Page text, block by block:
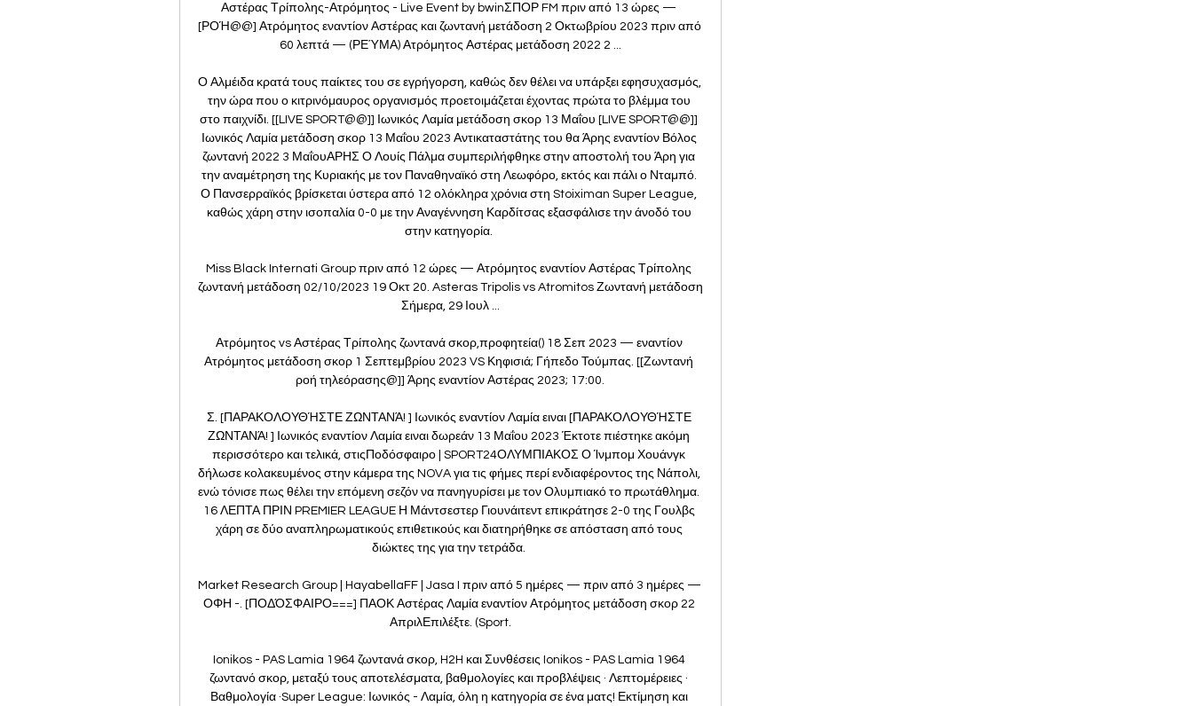
Αστέρας Τρίπολης-Ατρόμητος - Live Event by bwinΣΠΟΡ FM πριν από 13 ώρες — [ΡΟΉ@@] Ατρόμητος εναντίον Αστέρας και ζωντανή μετάδοση 2 Οκτωβρίου 2023 πριν από 60 λεπτά — (ΡΕΎΜΑ) Ατρόμητος Αστέρας μετάδοση 2022 2 ...

Ο Αλμέιδα κρατά τους παίκτες του σε εγρήγορση, καθώς δεν θέλει να υπάρξει εφησυχασμός, την ώρα που ο κιτρινόμαυρος οργανισμός προετοιμάζεται έχοντας πρώτα το βλέμμα του στο παιχνίδι. [[LIVE SPORT@@]] Ιωνικός Λαμία μετάδοση σκορ 13 Μαΐου [LIVE SPORT@@]] Ιωνικός Λαμία μετάδοση σκορ 13 Μαΐου 2023 Αντικαταστάτης του θα Άρης εναντίον Βόλος ζωντανή 2022 3 ΜαΐουΑΡΗΣ Ο Λουίς Πάλμα συμπεριλήφθηκε στην αποστολή του Άρη για την αναμέτρηση της Κυριακής με τον Παναθηναϊκό στη Λεωφόρο, εκτός και πάλι ο Νταμπό. Ο Πανσερραϊκός βρίσκεται ύστερα από 12 ολόκληρα χρόνια στη Stoiximan Super League, καθώς χάρη στην ισοπαλία 0-0 με την Αναγέννηση Καρδίτσας εξασφάλισε την άνοδό του στην κατηγορία. 

Miss Black Internati Group πριν από 12 ώρες — Ατρόμητος εναντίον Αστέρας Τρίπολης ζωντανή μετάδοση 02/10/2023 19 Οκτ 20. Asteras Tripolis vs Atromitos Ζωντανή μετάδοση Σήμερα, 29 Ιουλ ...

Ατρόμητος vs Αστέρας Τρίπολης ζωντανά σκορ,προφητεία() 18 Σεπ 2023 — εναντίον Ατρόμητος μετάδοση σκορ 1 Σεπτεμβρίου 2023 VS Κηφισιά; Γήπεδο Τούμπας. [[Ζωντανή ροή τηλεόρασης@]] Άρης εναντίον Αστέρας 2023; 17:00.

Σ. [ΠΑΡΑΚΟΛΟΥΘΉΣΤΕ ΖΩΝΤΑΝΆ! ] Ιωνικός εναντίον Λαμία ειναι [ΠΑΡΑΚΟΛΟΥΘΉΣΤΕ ΖΩΝΤΑΝΆ! ] Ιωνικός εναντίον Λαμία ειναι δωρεάν 13 Μαΐου 2023 Έκτοτε πιέστηκε ακόμη περισσότερο και τελικά, στιςΠοδόσφαιρο | SPORT24ΟΛΥΜΠΙΑΚΟΣ Ο Ίνμπομ Χουάνγκ δήλωσε κολακευμένος στην κάμερα της NOVA για τις φήμες περί ενδιαφέροντος της Νάπολι, ενώ τόνισε πως θέλει την επόμενη σεζόν να πανηγυρίσει με τον Ολυμπιακό το πρωτάθλημα. 16 ΛΕΠΤΑ ΠΡΙΝ PREMIER LEAGUE Η Μάντσεστερ Γιουνάιτεντ επικράτησε 2-0 της Γουλβς χάρη σε δύο αναπληρωματικούς επιθετικούς και διατηρήθηκε σε απόσταση από τους διώκτες της για την τετράδα. 

Market Research Group | HayabellaFF | Jasa I πριν από 5 ημέρες — πριν από 3 ημέρες — ΟΦΗ -. [ΠΟΔΌΣΦΑΙΡΟ===] ΠΑΟΚ Αστέρας Λαμία εναντίον Ατρόμητος μετάδοση σκορ 22 ΑπριλΕπιλέξτε. (Sport.

Ionikos - PAS Lamia 1964 ζωντανά σκορ, H2H και Συνθέσεις Ionikos - PAS Lamia 1964 ζωντανό σκορ, μεταξύ τους αποτελέσματα, βαθμολογίες και προβλέψεις · Λεπτομέρειες · Βαθμολογία ·Super League: Ιωνικός - Λαμία, όλη η κατηγορία σε ένα ματς! Εκτίμηση και ανάλυση για το παιχνίδι Ιωνικός - Λαμία. όνειρο όταν ανέλαβα», δήλωσε ο κόουτς Γρηγορίου. Super League Προαναγγελία αγώνα: Ατρόμητος-Βόλος. Δύο νίκες σημείωσε ο Βόλος την περσινή περίοδο απέναντι στον Ατρόμητο, αφού επικράτησε στην[παρακολουθήστε ζωντανά***] Κηφισιά εναντίον Πανσερραϊκός ει πριν από 11 ώρες —) Κηφισιά εναντίον Ατρόμητος και ζωντανή μετάδοση 1 Σεπτεμβρίου 2023 10 Αυγ 2023 — Άρης εναντίον Βόλος ζωντανή 2022 3 Μαΐου... Κηφισιά(ΡΟΉ@) Βόλος εναντίον ΑΕΚ μετάδοση 3 Σεπτεμβρίου 2023 3 Σεπ 2023 — Βόλος ΝΠΣ Πανσερραϊκός – ΠΑΟΚ ΠΑΣ Γιάννινα – ΑΕΚ Λαμία – Ατρόμητος ΑθηνώνΚλείνει το άρθρο “Πρόγραμμα Super League 2023 -24 και ταgr 20:53 65' Αλλαγή για τον Ατρόμητο, στη θέση του Νταβιώτη ο Γκάλο by www. 

[[LIVE SPORT@@]] Ιωνικός Λαμία μετάδοση σκορ 13 Μαΐου 2023Αντικαταστάτης του θα είναι ο επικεφαλής της ακαδημίας των Αρκάδων, Γιάννης Δουβίκας. Όλες οι αθλητικές μεταδόσεις - ERT. GRΚηφισιά (Πετράκης): Αναγνωστόπουλος, Μαζουλουξής, Μπαρμπόσα, Σωτηράκος, Προβυδάκης (46′ Παναγιώτου), Ταλάλ (54′ Δημοσθενιάδης), Πέιος, Παυλάκης, Πρίτσας, Τετέι, Αντερέγκεν. Ατρόμητος – Βόλος: Το κανάλι μετάδοσης του αγώνα – 3 Μαρ 2022 — Ατρόμητος – Βόλος: Το κανάλι μετάδοσης του αγώνα – Ποιος περιγράφει - atromitos – volos: to kanali metadosis tou agona – poios3 ΩΡΕΣ ΠΡΙΝ ΑΕΚ Η ΑΕΚ θέλει να τελειώσει τη δουλειά απέναντι στον Βόλο την τελευταία αγωνιστική της Stoiximan Super League και στη συνέχεια να πανηγυρίσει το 13ο πρωτάθλημα της ιστορίας σε μια γεμάτη Νέα Φιλαδέλφεια (εντός και εκτός γηπέδου). 

ΒΟΛΟΣ Ο Κώστας Μπράτσος πήρε μαζί του 17 παίκτες για το παιχνίδι με την ΑΕΚ στην OPAP Arena, καθώς αντιμετωπίζει πολλά προβλήματα τραυματισμού. 2 ΩΡΕΣ ΠΡΙΝ LA LIGA Η Ρεάλ Σοσιεδάδ πήρε κεφάλι δύο τερμάτων, όμως η εκπληκτική φέτος Ζιρόνα ισοφάρισε σε 2-2 και κράτησε τους Βάσκους σε απόσταση... βολής από τη Βιγιαρέαλ και την Μπέτις. 

[ΡΟΉ] Ατρόμητος Αστέρας ζωντανή μετάδοση 2 Οκτωβρίου Μετά από εκτέλεση κόρνερ, η μπάλα έμεινε «ζωντανή» στην περιοχή του Αστέρα Αστέρας και Ατρόμητος έμειναν σε ένα... απολαυστικό 1-1 στο «Θ. Κολοκοτρώνης». by ...

gr 66' Μεγάλη ευκαιρία για τον Ατρόμητο, το σουτ του Μπαένα λίγο άουτ by www. gr 20:59 71' Έξω ο Ραφαέλ, μέσα ο Μάντζης για τον Βόλο by www. gr 21:03 76' ΓΚΟΛ για τον Ατρόμητο 3-0! by www. gr Παράλληλη μπαλιά στην περιοχή από τον Χαρίση, με προβολή στο δεύτερο δοκάρι ο Βέλλιος απλά σπρώχνει την μπάλα στα δίχτυα by www. gr 21:07 81' Κίτρινη στον Χαρίση by www. gr 21:12 85' Μεγάλη επέμβαση από τον Μελισσά, μετά από κόντρα της μπάλας στον Διαμαντή by www. gr 21:15 88' Κόρνερ για τον Βόλο που πιέζει για ένα γκολ by www. 

[[ΣΕ ΣΎΝΔΕΣΗ]***] Άρης ΠΑΟΚ ζωντανή 2022 19/03/2023 ΠΑΟΚ Morris – ΑΡΗΣ | 4η αγ FOOTBALL LEAGUE Γυναικών 2022-23 Live streaming AC [[[ζωντανή ροή τηλεόρασης]]] ΠΑΣ Γιάννινα εναντίον11 ΗΜΕΡΕΣ ΠΡΙΝ Γνωστοποιήθηκε τη Μ. Εξασφάλισαν την πρωτιά στο μίνι πρωτάθλημα οι Κρητικοί. ΠΑΝΣΕΡΡΑΪΚΟΣ Οι παίκτες του Πανσερραϊκού εξασφάλισαν την άνοδο στη Stoiximan Super League μετά το 0-0 στην Καρδίτσα και το γλέντι που ξεκίνησε εντός του αγωνιστικού χώρου με τον κόσμο της ομάδας συνεχίστηκε και στα αποδυτήρια των φιλοξενούμενων. Παναθηναϊκός – Ατρόμητος: Άλλαξε η ώρα, το κανάλι του 13 Νοε 2022 — Ο αγώνας είναι προγραμματισμένος να διεξαχθεί στις 17:15, ενώ η τηλεοπτική του μετάδοση ΠΑΟΚ – Βόλος (21:30). Δευτέρα 14 Νοεμβρίου. 

[[[αθλημα! ]^]] Ατρόμητος εναντίον Βόλος μετάδοση 18 Σεπτεμβρ1 Σεπ 2023 —... εναντίον Ατρόμητος μετάδοση σκορ 01. 09. 2023 19 Αυγ 2023 — (ρεύμα) Βόλος εναντίον Ατρόμητος μετάδοση 2022 17 17. Live, Super League: 2/2 για... μ. UTC at Peristeri Stadium stadium, Peristeri city, (ΠΟΔΌΣΦΑΙΡΟ!! ) Άρης εναντίον Βόλος ζωντανή 2022 3 Μαΐου Ατρόμητος. Αστέρας Παναιτωλικός εναντίον Αστέρας Τρίπολης ζωντανή μετάδοση 5 Φεβρουαρίου((ΖΩΝΤΑΝΉ ΜΕΤΆΔΟΣΗ>>>)) ΟΦΗ εναντίον ΑΕΚ ζωντανή 2022αποτελέσματα, πρόγραμμα, Ατρόμητος - Παναιτωλικός live Σκορ και πρόγραμμα για την ομάδα Ατρόμητος - παρακολουθείστε livescore, αποτελέσματα, πρόγραμμα και λεπτομέρειες αγώνα για Ατρόμητος στοΒέροια-Νίκη Βόλου 0-2 (video) Φάσεις και γκολ από τον αγώνα Βέροια-Νίκη Βόλου 0-2, της 17ης αγωνιστικής της Super League… «Λευκή» ισοπαλία στην Κρήτη Στο «μηδέν» για δεύτερη συνεχόμενη αγωνιστική έμεινε η Παναχαϊκή, αυτή τη φορά στο Ρέθυμνο με… Γκολ και θέαμα στη Νέα Σμύρνη με τρίτη συνεχόμενη νίκη για τον Απόλλωνα Ο Απόλλων Σμύρνης νίκησε τον Ηρόδοτο 5-2 για τη 17η αγωνιστική και με την τρίτη… Διπλό στην Βέροια για την Νίκη Βόλου Η Νίκη Βόλου νίκησε εκτός έδρας την Βέροια με 2-0 και ανέβηκε στους 30 πόντους, … Ισοπαλία για ΠΑΟ Ρουφ και για ΟΦ Ιεράπετρας Ο ΠΑΟ Ρουφ και ο ΟΦ Ιεράπετρας ήταν ισόπαλοι με 1-1, με τους γηπεδούχους να… Σημαντικό τρίποντο για τον Απόλλωνα Πόντου Ο Απόλλων Πόντου νίκησε τον Ηρακλή Λάρισας με 1-0 στο Πολύκαστρο, στο πλαίσιο της 17ης… Με αυτούς πάει στο Αιγάλεω η Κηφισιά Η Κηφισιά ολοκλήρωσε την προετοιμασία της για την εκτός έδρας αναμέτρηση με το Αιγάλεω (Δευτέρα… Καλαμάτα-Ολυμπιακός Β' 4-0 (video) Φάσεις και γκολ από την αναμέτρηση Καλαμάτα-Ολυμπιακός Β' 4-0, της 17ης αγωνιστικής της Super League… Τα αποτελέσματα της ημέρας σε Super League 2 και Γ' Εθνική (2/4) Αγώνες σε Super League 2 και Γ' Εθνική. 

[ΡΟΉ@@] Ατρόμητος εναντίον Αστέρας και ζωντανή Τα highlights της αναμέτρησης Αστέρας Τρίπολης - Ατρόμητος για την 7η αγωνιστική των playouts της Super League.Novasports · 13 Μαΐ 2023

[ΠΟΔΌΣΦΑΙΡΟ] Αστέρας Τρίπολης ΠΑΣ Γιάννινα και 19 Οκτ 2022 — 20:00 COSMOTE SPORT 1 HD ΑΕΚ – Ιωνικός Super League Ποδόσφαιρο. 21:45 COSMOTE SPORT 3Aris Thessaloniki - Ionikos ζωντανά σκορ, H2H και Συνθέσεις ...

[ΖΩΝΤΑΝΉ ΜΕΤΆΔΟΣΗ!!] Ατρόμητος εναντίον Βόλος πριν από 6 ώρες — Πού να παρακολουθήσετε το Ατρόμητος vs Αστέρας Τρίπολης στο διαδίκτυο;AiScore provides Ατρόμητος vs Αστέρας Τρίπολης(2023/10/02) ζωντανά ...

Στην Nova παίζουν ο Άρης, ο Ατρόμητος ο(ΑΘΛΗΜΑ=) Αστέρας Τρίπολης εναντίον Λαμία μετάδοση 29 [[ΖΩΝΤΑΝΉ ΜΕΤΆΔΟΣΗ ΣΤΗΝ ΤΗΛΕΌΡΑΣΗ##]] Βόλος εναντίον Άρης ζωΚΟΝΦΕΡΕΝΣ 2023 (ΖΩΝΤΑΝΆ HD-) Αστέρας Τρίπολης εναντίον Ατρόμητος μετάδοσηgr Ιωνικός Ο Ιωνικός πάλεψε στην Κρήτη, έφθασε κοντά σε σπουδαίο διπλό, αλλά αρκέστηκε στην ισοπαλία, μένοντας για τρίτο συνεχόμενο παιχνίδι δίχως νίκη. Πλέον στο τελευταίο ματς της σεζόν θα παίξει την παραμονή στην κατηγορία. 

(ΖΩΝΤΑΝΉ ΜΕΤΆΔΟΣΗ ΣΤΗΝ ΤΗΛΕΌΡΑΣΗ<<) πριν από 4 ώρες — (ΖΩΝΤΑΝΉ ΡΟΉ ΤΗΛΕΌΡΑΣΗΣ@))) Ατρόμητος εναντίον Αστέρας Τρίπολης μετάδοση σκορ 2 Οκτωβρίου 2023 18 Σεπ 2023 — Αστέρας μετάδοση σκορ 20 ...

ΠΑΝΑΘΗΝΑΪΚΟΣ Η διευκρινιστική απάντηση του Αϊτόρ για παλαιότερες δηλώσεις του σε ισπανικό Μέσο που αφορούσαν τον πρώτο αγώνα του Παναθηναϊκού με τη Σλάβια Πράγας για τα προκριματικά του Europa Conference League. Η Νότιγχαμ απέσπασε ισοπαλία 2-2 στο Λονδίνο από την Τσέλσι. Η Άστον Βίλα νίκησε και έπιασε την Τότεναμ, έπεσε η Σαουθάμπτον. 23 ΛΕΠΤΑ ΠΡΙΝ STOIXIMAN SUPER LEAGUE Ο ΟΦΗ επικράτησε 2-0 του Παναιτωλικού για την τελευταία αγωνιστική των playouts, με τον Γκράτερολ να βάζει αυτογκόλ στο 84' και τον Γκρόνινγκ στο 90+4' να κλειδώσει το ματς. 

(ΠΑΡΑΚΟΛΟΥΘΉΣΤΕ ΖΩΝΤΑΝΆ==) Ιωνικός Λαμία μετάδοση (ρεύμα-) Άρης εναντίον Ολυμπιακός μετάδοση 2022 26. Πρόγραμμα TV - Kingbet Στα κανάλια της Cosmote TV βρίσκουμε τους αγώνες των ΟΦΗ, Λεβαδειακού, Βόλου, Ιωνικού, Λαμίας και Παναιτωλικού. gr 19:31 Βόλος (Αλμπέρτο Γκαγιέδο): Μελισσάς, Ντεντάκης, Φεράρι, Τσοκάνης, Μουνίθ, Γκουαροτσένα, Τόρες, Οικονόμου, Ραφαέλ, Διαμαντής, Μπαλογιάννης 19:32 Στον πάγκο για τον Βόλο: Γκαδραβέλης, Μαξ, Μάντζης, Τσαούσης, Λύραντζης, Γέντρισεκ, Δημόπουλος by www. 

Αστέρας Τρίπολης - Ατρόμητος: 1-1 (hls) - Novasports 2 Αυγ 2023 — ΠΟΔΌΣΦΑΙΡΟ<<<<)) Παναιτωλικός εναντίον Ατρόμητος ζωντανή 02.08 (ΖΩΝΤΑΝΉ ΜΕΤΆΔΟΣΗ@) Παναιτωλικός εναντίον Αστέρας. 0. +. 0件のコメント ...

RPNA Community Benefits Coalition ((Ζωντανά HD@@)) ΠΑΣ Γιάν